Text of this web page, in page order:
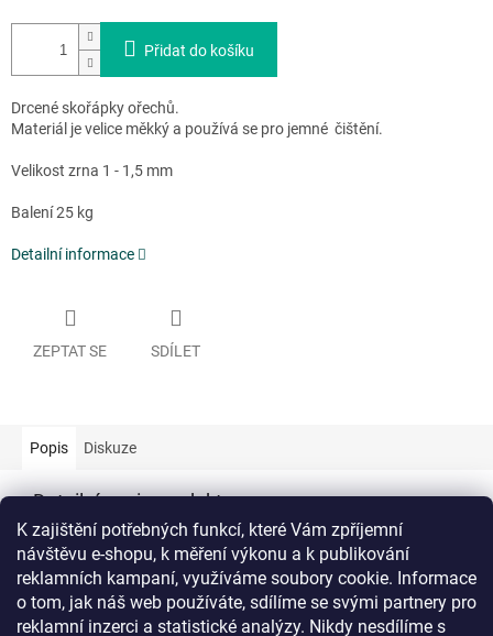
K zajištění potřebných funkcí, které Vám zpříjemní
návštěvu e-shopu, k měření výkonu a k publikování
reklamních kampaní, využíváme soubory cookie. Informace
o tom, jak náš web používáte, sdílíme se svými partnery pro
reklamní inzerci a statistické analýzy. Nikdy nesdílíme s
Přidat do košíku
Drcené skořápky ořechů.
Materiál je velice měkký a používá se pro jemné čištění.
Velikost zrna 1 - 1,5 mm
Balení 25 kg
Detailní informace
ZEPTAT SE SDÍLET
Popis Diskuze
Detailní popis produktu
Doplňkové parametry
Kategorie:
Drcené ořechové skořápky
Hmotnost: 10 kg